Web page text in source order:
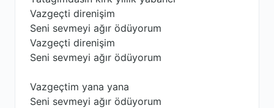
Vazgeçti direnişim
Seni sevmeyi ağır ödüyorum
Vazgeçti direnişim
Seni sevmeyi ağır ödüyorum
Vazgeçtim yana yana
Seni sevmeyi ağır ödüyorum